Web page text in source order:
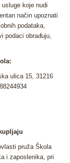
koje nudi
način upoznati
podataka,
podaci obrađuju,
ulica 15, 31216
pruža Škola
i zaposlenika, pri